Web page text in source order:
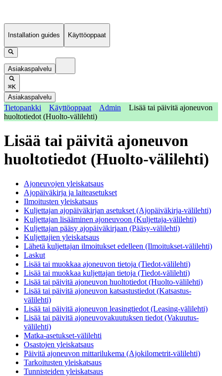
Installation guides Käyttöoppaat
Asiakaspalvelu
⌘K
Asiakaspalvelu
Tietopankki Käyttöoppaat Admin
Lisää tai päivitä ajoneuvon
huoltotiedot (Huolto-välilehti)
Lisää tai päivitä ajoneuvon
huoltotiedot (Huolto-välilehti)
Ajoneuvojen yleiskatsaus
Ajopäiväkirja ja laiteasetukset
Ilmoitusten yleiskatsaus
Kuljettajan ajopäiväkirjan asetukset (Ajopäiväkirja-välilehti)
Kuljettajan lisääminen ajoneuvoon (Kuljettaja-välilehti)
Kuljettajan pääsy ajopäiväkirjaan (Pääsy-välilehti)
Kuljettajien yleiskatsaus
Lähetä kuljettajan ilmoitukset edelleen (Ilmoitukset-välilehti)
Laskut
Lisää tai muokkaa ajoneuvon tietoja (Tiedot-välilehti)
Lisää tai muokkaa kuljettajan tietoja (Tiedot-välilehti)
Lisää tai päivitä ajoneuvon huoltotiedot (Huolto-välilehti)
Lisää tai päivitä ajoneuvon katsastustiedot (Katsastus-
välilehti)
Lisää tai päivitä ajoneuvon leasingtiedot (Leasing-välilehti)
Lisää tai päivitä ajoneuvovakuutuksen tiedot (Vakuutus-
välilehti)
Matka-asetukset-välilehti
Osastojen yleiskatsaus
Päivitä ajoneuvon mittarilukema (Ajokilometrit-välilehti)
Tarkoitusten yleiskatsaus
Tunnisteiden yleiskatsaus